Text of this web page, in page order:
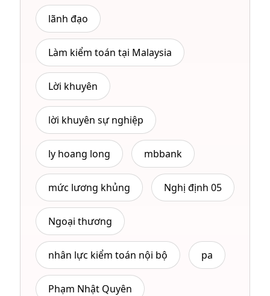
lãnh đạo
Làm kiểm toán tại Malaysia
Lời khuyên
lời khuyên sự nghiệp
ly hoang long mbbank
mức lương khủng Nghị định 05
Ngoại thương
nhân lực kiểm toán nội bộ pa
Phạm Nhật Quyên